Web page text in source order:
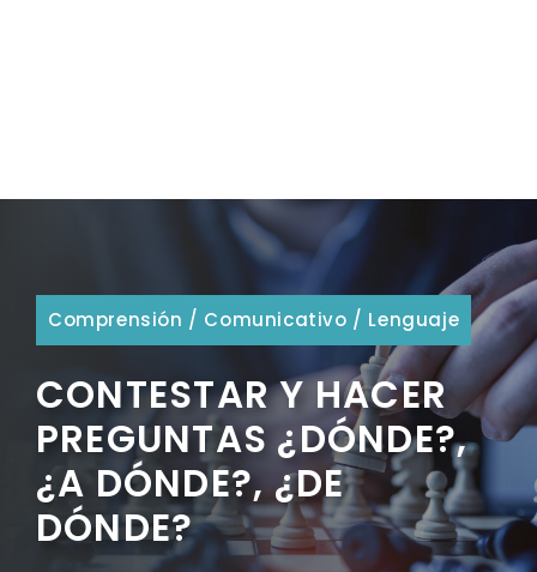
Comprensión / Comunicativo / Lenguaje
CONTESTAR Y HACER
PREGUNTAS ¿DÓNDE?,
¿A DÓNDE?, ¿DE
DÓNDE?